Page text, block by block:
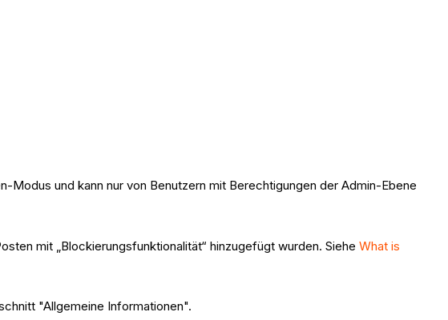
und kann nur von Benutzern mit Berechtigungen der Admin-Ebene
mit „Blockierungsfunktionalität“ hinzugefügt wurden. SieheWhat is
"Allgemeine Informationen".